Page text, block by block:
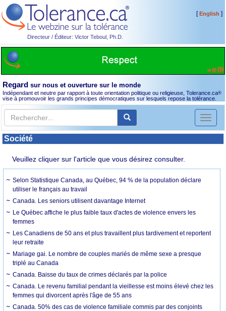
Directeur / Éditeur: Victor Teboul, Ph.D.
[English ]
Regard sur nous et ouverture sur le monde
Indépendant et neutre par rapport à toute orientation politique ou religieuse, Tolerance.ca®
vise à promouvoir les grands principes démocratiques sur lesquels repose la tolérance.
Toggle
Société
Veuillez cliquer sur l'article que vous désirez consulter.
Selon Statistique Canada, au Québec, 94 % de la population déclare
utiliser le français au travail
Canada. Les seniors utilisent davantage Internet
Le Québec affiche le plus faible taux d'actes de violence envers les
femmes
Les Canadiens de 50 ans et plus travaillent plus tardivement et reportent
leur retraite
Mariage gai. Le nombre de couples mariés de même sexe a presque
triplé au Canada
Canada. Baisse du taux de crimes déclarés par la police
Canada. Le revenu familial pendant la vieillesse est moins élevé chez les
femmes qui divorcent après l'âge de 55 ans
Canada. 50% des cas de violence familiale commis par des conjoints